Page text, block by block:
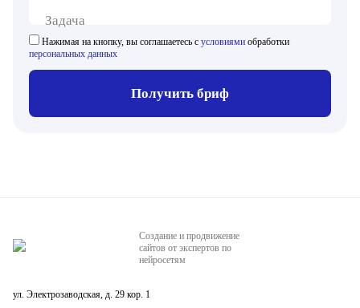
Задача
Нажимая на кнопку, вы соглашаетесь с условиями обработки
персональных данных
Получить бриф
Создание и продвижение
сайтов от экспертов по
нейросетям
ул. Электрозаводская, д. 29 кор. 1